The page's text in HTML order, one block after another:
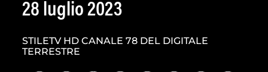
28 luglio 2023
STILETV HD CANALE 78 DEL DIGITALE
TERRESTRE